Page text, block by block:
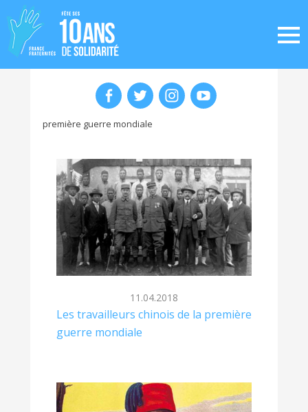
première guerre mondiale
11.04.2018
Les travailleurs chinois de la première
guerre mondiale